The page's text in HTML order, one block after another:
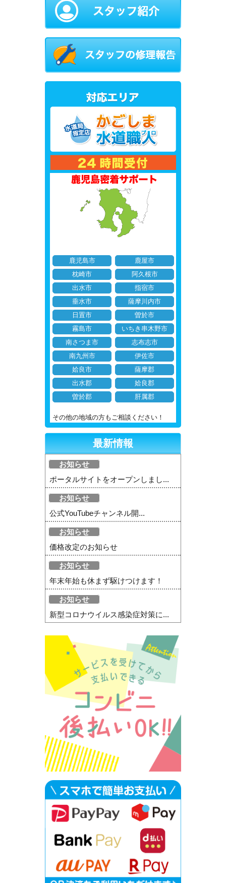
鹿児島市
鹿屋市
枕崎市
阿久根市
出水市
指宿市
垂水市
薩摩川内市
日置市
曽於市
霧島市
いちき串木野市
南さつま市
志布志市
南九州市
伊佐市
姶良市
薩摩郡
出水郡
姶良郡
曽於郡
肝属郡
その他の地域の方もご相談ください！
最新情報
お知らせ
ポータルサイトをオープンしまし...
お知らせ
公式YouTubeチャンネル開...
お知らせ
価格改定のお知らせ
お知らせ
年末年始も休まず駆けつけます！
お知らせ
新型コロナウイルス感染症対策に...